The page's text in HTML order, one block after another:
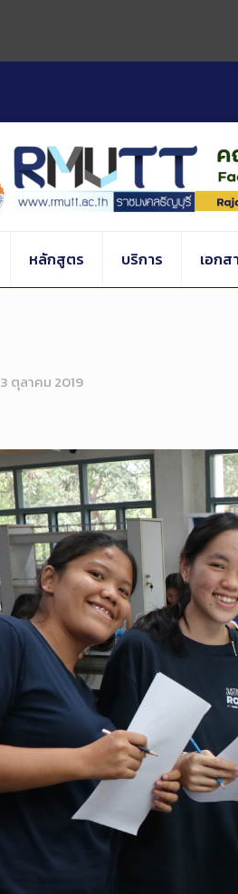
หลักสูตร บริการ เอกส
3 ตุลาคม 2019